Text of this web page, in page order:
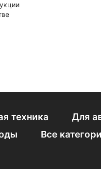
техника Для
Все